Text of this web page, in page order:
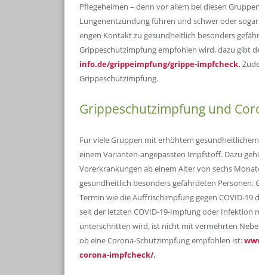
Pflegeheimen – denn vor allem bei diesen
Lungenentzündung führen und schwer oder
engen Kontakt zu gesundheitlich besonders
Grippeschutzimpfung empfohlen wird, dazu gibt
info.de/grippeimpfung/grippe-impfcheck.
Grippeschutzimpfung.
Grippeschutzimpfung und
Für viele Gruppen mit erhöhtem
einem Varianten-angepassten Impfstoff. Dazu
Vorerkrankungen ab einem Alter von sechs
gesundheitlich besonders gefährdeten Personen.
Termin wie die Auffrischimpfung gegen COVID-
seit der letzten COVID-19-Impfung oder Infektion
unterschritten wird, ist nicht mit vermehrten
ob eine Corona-Schutzimpfung empfohlen ist:
corona-impfcheck/.